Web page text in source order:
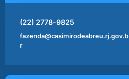
(22) 2778-9825
fazenda@casimirodeabreu.rj.gov.b
r